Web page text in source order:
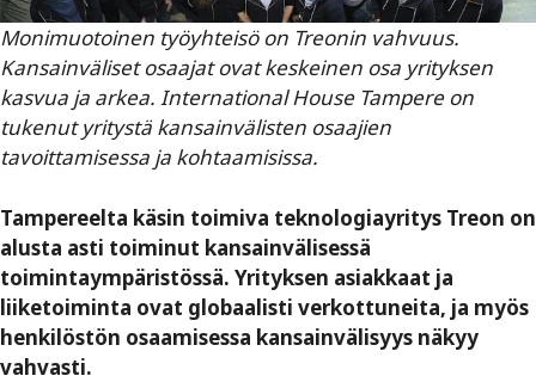
Monimuotoinen työyhteisö on Treonin vahvuus.
Kansainväliset osaajat ovat keskeinen osa yrityksen
kasvua ja arkea. International House Tampere on
tukenut yritystä kansainvälisten osaajien
tavoittamisessa ja kohtaamisissa.
Tampereelta käsin toimiva teknologiayritys Treon on
alusta asti toiminut kansainvälisessä
toimintaympäristössä. Yrityksen asiakkaat ja
liiketoiminta ovat globaalisti verkottuneita, ja myös
henkilöstön osaamisessa kansainvälisyys näkyy
vahvasti.